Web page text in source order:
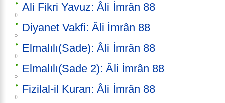
Ali Fikri Yavuz: Âli İmrân 88
Diyanet Vakfi: Âli İmrân 88
Elmalılı(Sade): Âli İmrân 88
Elmalılı(Sade 2): Âli İmrân 88
Fizilal-il Kuran: Âli İmrân 88